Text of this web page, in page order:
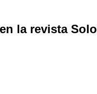
la revista Solo